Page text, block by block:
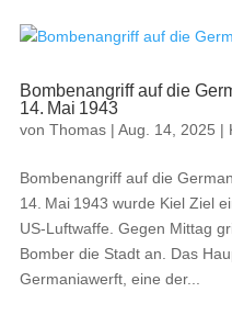
Bombenangriff auf die
14. Mai 1943
von Thomas| Aug. 14, 2025 |
Bombenangriff auf die
14. Mai 1943 wurde Kiel Ziel
US‑Luftwaffe. Gegen Mittag
Bomber die Stadt an. Das
Germaniawerft, eine der...